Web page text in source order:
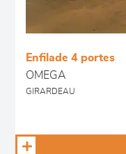
Enfilade 4 portes
OMEGA
GIRARDEAU